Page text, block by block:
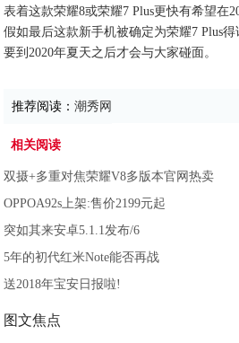
表着这款荣耀8或荣耀7 Plus更快有希望在
假如最后这款新手机被确定为荣耀7 Plus
要到2020年夏天之后才会与大家碰面。
推荐阅读：潮秀网
相关阅读
双摄+多重对焦荣耀V8多版本官网热卖
OPPOA92s上架:售价2199元起
突如其来安卓5.1.1发布/6
5年的初代红米Note能否再战
送2018年宝安日报啦!
图文焦点